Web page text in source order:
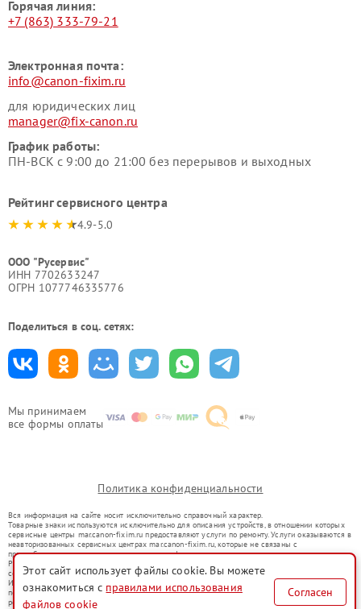
Мы принимаем
все формы оплаты
Горячая линия:
+7 (863) 333-79-21
Электронная почта:
info@canon-fixim.ru
для юридических лиц
manager@fix-canon.ru
График работы:
ПН-ВСК с 9:00 до 21:00 без перерывов и выходных
Рейтинг сервисного центра
4.9-5.0
ООО "Русервис"
ИНН 7702633247
ОГРН 1077746335776
Поделиться в соц. сетях:
Политика конфиденциальности
Вся информация на сайте носит исключительно справочный характер.
Товарные знаки используются исключительно для описания устройств, в отношении которых
сервисные центры mar.canon-fixim.ru предоставляют услуги по ремонту. Услуги оказываются в
неавторизованных сервисных центрах mar.canon-fixim.ru, которые не связаны с
правообладателями товарных знаков или их официальными представителями.
Ремонт осуществляется для устройств, уже введенных в гражданский оборот в соответствии
со статьей 1487 ГК РФ.
Использование товарных знаков не преследует цели индивидуализации услуг или введения
потребителей в заблуждение, а служит для информирования о предоставляемых услугах по
ремонту техники указанных брендов.
Этот сайт использует файлы cookie. Вы можете
ознакомиться с правилами использования
файлов cookie
Согласен